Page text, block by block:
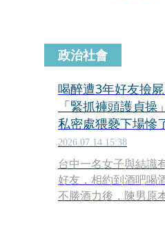
政治社會
喝醉遭3年好友撿
「緊抓褲頭護貞
私密處猥褻下場慘
2026.07.14 15:38
台中一名女子與結識
好友，相約到酒吧喝
不勝酒力後，陳男原